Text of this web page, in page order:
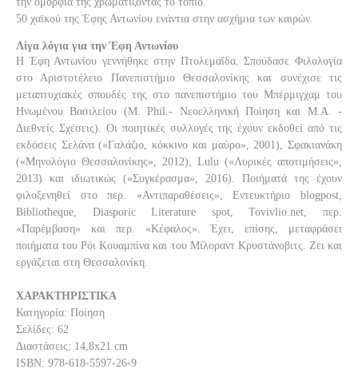
50 χαϊκού της Έφης Αντωνίου ενάντια στην ασχήμια των καιρών.
Λίγα λόγια για την Έφη Αντωνίου
Η Έφη Αντωνίου γεννήθηκε στην Πτολεμαΐδα. Σπούδασε Φιλολογία
στο Αριστοτέλειο Πανεπιστήμιο Θεσσαλονίκης και συνέχισε τις
μεταπτυχιακές σπουδές της στο πανεπιστήμιο του Μπέρμιγχαμ του
Ηνωμένου Βασιλείου (M. Phil.- Νεοελληνική Ποίηση και M.A. -
Διεθνείς Σχέσεις). Οι ποιητικές συλλογές της έχουν εκδοθεί από τις
εκδόσεις Σελάνα («Γαλάζιο, κόκκινο και μαύρο», 2001), Σφακιανάκη
(«Μηνολόγιο Θεσσαλονίκης», 2012), Lulu («Λυρικές αποτιμήσεις»,
2013) και ιδιωτικώς («Συγκέρασμα», 2016). Ποιήματά της έχουν
φιλοξενηθεί στο περ. «Αντιπαραθέσεις», Εντευκτήριο blogpost,
Bibliotheque, Diasporic Literature spot, Tovivlio.net, περ.
«Παρέμβαση» και περ. «Κέφαλος». Έχει, επίσης, μεταφράσει
ποιήματα του Ρόι Κουαμπίνα και του Μίλοραντ Κρυστάνοβιτς. Ζει και
εργάζεται στη Θεσσαλονίκη.
ΧΑΡΑΚΤΗΡΙΣΤΙΚΑ
Κατηγορία: Ποίηση
Σελίδες: 62
Διαστάσεις: 14,8x21 cm
ISBN: 978-618-5597-26-9